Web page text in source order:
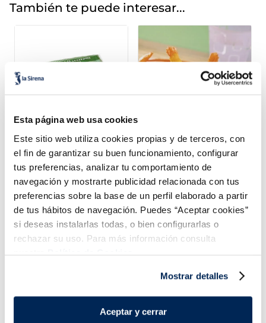
Esta página web usa cookies
Este sitio web utiliza cookies propias y de terceros, con
el fin de garantizar su buen funcionamiento, configurar
tus preferencias, analizar tu comportamiento de
navegación y mostrarte publicidad relacionada con tus
preferencias sobre la base de un perfil elaborado a partir
de tus hábitos de navegación. Puedes “Aceptar cookies”
si deseas instalarlas todas, o bien configurarlas o
rechazar su uso. Para más información consulta
nuestraPolítica de Cookies.
Mostrar detalles
Aceptar y cerrar
También te puede interesar...
Muslitos de cangrejo
formato extra
7,99 €
Añadir
2,99 €
Añadir
¡Combínalo y hazte un menú de 10!